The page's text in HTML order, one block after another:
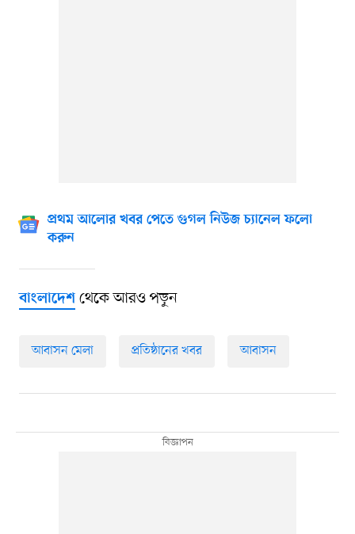
প্রথম আলোর খবর পেতে গুগল নিউজ চ্যানেল ফলো
করুন
বাংলাদেশথেকে আরও পড়ুন
আবাসন মেলা প্রতিষ্ঠানের খবর আবাসন